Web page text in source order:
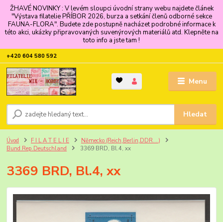
ŽHAVÉ NOVINKY : V levém sloupci úvodní strany webu najdete článek
"Výstava filatelie PŘÍBOR 2026, burza a setkání členů odborné sekce
FAUNA-FLORA". Budete zde postupně nacházet podrobné informace k
této akci, ukázky připravovaných suvenýrových materiálů atd. Klepněte na
toto info a jste tam !
Menu
Hledat
+420 604 580 592
Úvod F I L A T E L I E
Německo (Reich,Berlin,DDR....)
Bund.Rep.Deutschland
3369 BRD, Bl.4, xx
3369 BRD, Bl.4, xx